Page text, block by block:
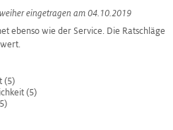
eingetragen am 04.10.2019
ebenso wie der Service. Die Ratschläge
(5)
(5)